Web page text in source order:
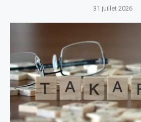
31 juillet 2026